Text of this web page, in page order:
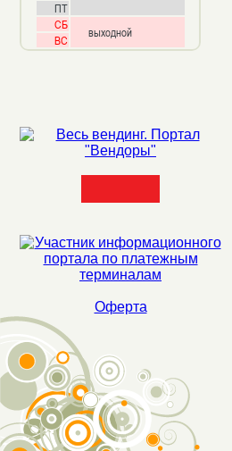
ПТ
СБ
выходной
ВС
Оферта